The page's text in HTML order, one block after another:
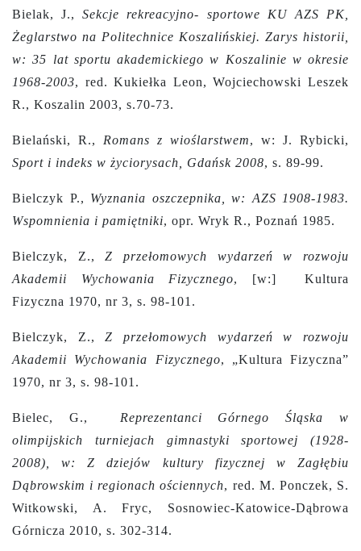
Bielak, J.,Sekcje rekreacyjno- sportowe KU AZS PK,
Żeglarstwo na Politechnice Koszalińskiej. Zarys historii,
w: 35 lat sportu akademickiego w Koszalinie w okresie
1968-2003, red. Kukiełka Leon, Wojciechowski Leszek
R., Koszalin 2003, s.70-73.
Bielański, R., Romans z wioślarstwem, w: J. Rybicki,
Sport i indeks w życiorysach, Gdańsk 2008, s. 89-99.
Bielczyk P., Wyznania oszczepnika, w: AZS 1908-1983.
Wspomnienia i pamiętniki, opr. Wryk R., Poznań 1985.
Bielczyk, Z.,Z przełomowych wydarzeń w rozwoju
Akademii Wychowania Fizycznego, [w:]
Kultura
Fizyczna 1970, nr 3, s. 98-101.
Bielczyk, Z.,Z przełomowych wydarzeń w rozwoju
Akademii Wychowania Fizycznego, „Kultura Fizyczna”
1970, nr 3, s. 98-101.
Bielec, G., Reprezentanci Górnego Śląska w
olimpijskich turniejach gimnastyki sportowej (1928-
2008), w: Z dziejów kultury fizycznej w Zagłębiu
Dąbrowskim i regionach ościennych, red. M. Ponczek, S.
Witkowski, A. Fryc, Sosnowiec-Katowice-Dąbrowa
Górnicza 2010, s. 302-314.